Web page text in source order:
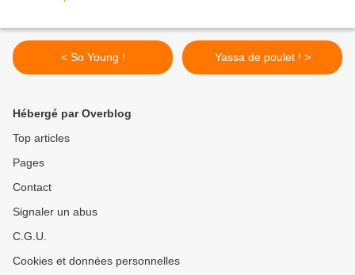
< So Young ! Yassa de poulet ! >
Hébergé par Overblog
Top articles
Pages
Contact
Signaler un abus
C.G.U.
Cookies et données personnelles